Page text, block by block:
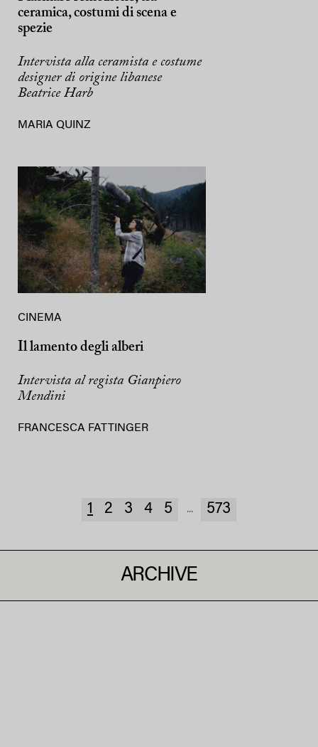
ceramica, costumi di scena e
spezie
Intervista alla ceramista e costume
designer di origine libanese
Beatrice Harb
MARIA QUINZ
CINEMA
Il lamento degli alberi
Intervista al regista Gianpiero
Mendini
FRANCESCA FATTINGER
1 2 3 4 5 ... 573
ARCHIVE